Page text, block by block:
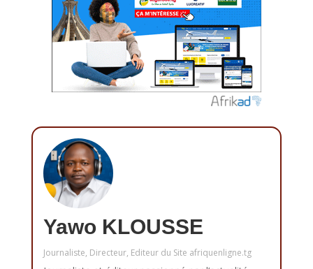
Yawo KLOUSSE
Journaliste, Directeur, Editeur du Site afriquenligne.tg